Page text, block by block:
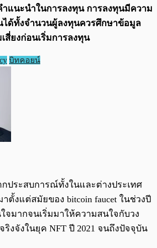
แนะนำในการลงทุน การลงทุนมีความ
ได้ทั้งจำนวนผู้ลงทุนควรศึกษาข้อมูล
สี่ยงก่อนเริ่มการลงทุน
บิทคอยน์
ประสบการณ์ทั้งในและต่างประเทศ
าตั้งแต่สมัยของ bitcoin faucet ในช่วงปี
จมากจนเริ่มมาให้ความสนใจกับวง
ริงจังในยุค NFT ปี 2021 จนถึงปัจจุบัน